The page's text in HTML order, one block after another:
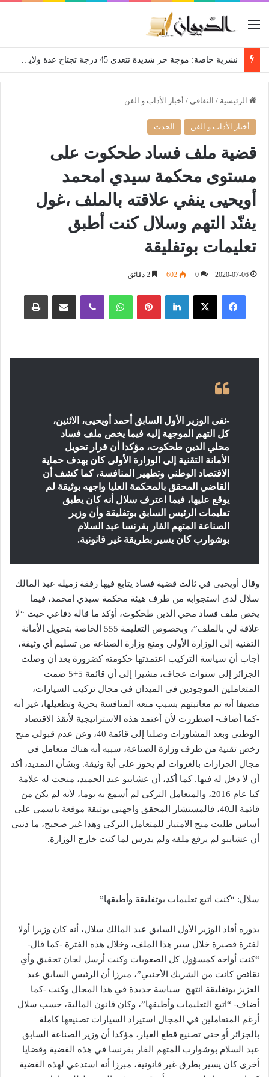
القائمة
نشرية خاصة: موجة حر شديدة تتعدى 45 درجة تجتاح عدة ولايات إلى غاية الاثنين
الرئيسية / الثقافي / أخبار الأداب و الفن
أخبار الأداب و الفن الحدث
قضية ملف فساد طحكوت على
مستوى محكمة سيدي امحمد
أويحيى ينفي علاقته بالملف ،غول
يفنّد التهم وسلال كنت أطبق
تعليمات بوتفليقة
2020-07-06
0
602
فيسبوك ‫X لينكدإن بينتيريست واتساب ڤايبر مشاركة عبر البريد
-نفى الوزير الأول السابق أحمد أويحيى، الاثنين،
كل التهم الموجهة إليه فيما يخص ملف فساد
محلي الدين طحكوت، مؤكدا أن قرار تحويل
الأمانة التقنية إلى الوزارة الأولى كان بهدف حماية
الاقتصاد الوطني وتطهير المنافسة، كما كشف أن
القاضي المحقق بالمحكمة العليا واجهه بوثيقة لم
يوقع عليها، فيما اعترف سلال أنه كان يطبق
تعليمات الرئيس السابق بوتفليقة وأن وزير
الصناعة المتهم الفار بفرنسا عبد السلام
بوشوارب كان يسير بطريقة غير قانونية.
وقال أويحيى في ثالت قضية فساد يتابع فيها رفقة زميله عبد المالك
سلال لدى استجوابه من طرف هيئة محكمة سيدي امحمد، فيما
يخص ملف فساد محي الدين طحكوت، أؤكد ما قاله دفاعي حيث “لا
علاقة لي بالملف”، وبخصوص التعليمة 555 الخاصة بتحويل الأمانة
التقنية إلى الوزارة الأولى ومنع وزارة الصناعة من تسليم أي وثيقة،
أجاب أن سياسة التركيب اعتمدتها حكومته كضرورة بعد أن وصلت
الجزائر إلى سنوات عجاف، مشيرا إلى أن قائمة 5+5 ضمت
المتعاملين الموجودين في الميدان في مجال تركيب السيارات،
مضيفا أنه تم معاتبتهم بسبب منعه المنافسة بحرية وتطعيلها، غير أنه
-كما أضاف- اضطررت لأن أعتمد هذه الاستراتيجية لأنقذ الاقتصاد
الوطني وبعد المشاورات وصلنا إلى قائمة 40، وعن عدم قبولي منح
رخص تقنية من طرف وزارة الصناعة، سببه أنه هناك متعامل في
مجال الجرارات بالغزوات لم يحوز على أية وثيقة. وبشأن التمديد، أكد
أن لا دخل له فيها. كما أكد، أن عشايبو عبد الحميد، منحت له علامة
كيا عام 2016، والمتعامل التركي لم أسمع به يوما، لأنه لم يكن من
قائمة الـ40، فالمستشار المحقق واجهني بوثيقة موقعة باسمي على
أساس طلبت منح الامتياز للمتعامل التركي وهذا غير صحيح، ما ذنبي
أن عشايبو لم يرفع ملفه ولم يدرس لما كنت خارج الوزارة.
سلال: “كنت اتبع تعليمات بوتفليقة وأطبقها”
بدوره أفاد الوزير الأول السابق عبد المالك سلال، أنه كان وزيرا أولا
لفترة قصيرة خلال سير هذا الملف، وخلال هذه الفترة -كما قال-
“كنت أواجه كمسؤول كل الصعوبات وكنت أرسل لجان تحقيق وأي
نقائص كانت من الشريك الأجنبي”، مبرزا أن الرئيس السابق عبد
العزيز بوتفليقة انتهج سياسة جديدة في هذا المجال وكنت -كما
أضاف- “اتبع التعليمات وأطبقها”، وكان قانون المالية، حسب سلال
أرغم المتعاملين في المجال استيراد السيارات تصنيعها كاملة
بالجزائر أو حتى تصنيع قطع الغيار، مؤكدا أن وزير الصناعة السابق
عبد السلام بوشوارب المتهم الفار بفرنسا في هذه القضية وقضايا
أخرى كان يسير بطرق غير قانونية، مبرزا أنه استدعي لهذه القضية